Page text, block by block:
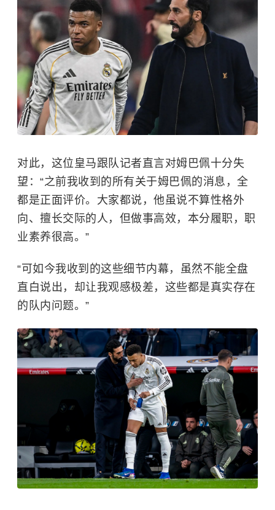
对此，这位皇马跟队记者直言对姆巴佩十分失
望：“之前我收到的所有关于姆巴佩的消息，全
都是正面评价。大家都说，他虽说不算性格外
向、擅长交际的人，但做事高效，本分履职，职
业素养很高。”
“可如今我收到的这些细节内幕，虽然不能全盘
直白说出，却让我观感极差，这些都是真实存在
的队内问题。”